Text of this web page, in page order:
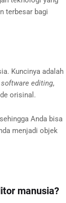
terbesar bagi
Kuncinya adalah
software editing,
orisinal.
Anda bisa
menjadi objek
manusia?